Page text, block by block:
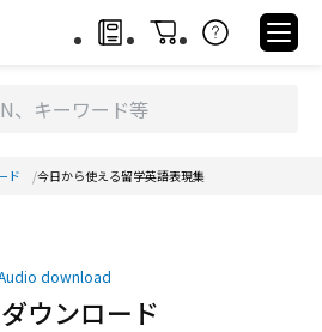
ド 今日から使える留学英語表現集
download
ウンロード